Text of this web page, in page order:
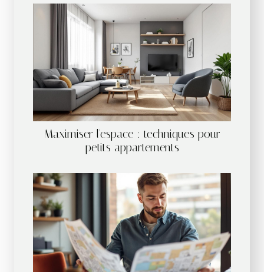
Maximiser l'espace : techniques pour
petits appartements